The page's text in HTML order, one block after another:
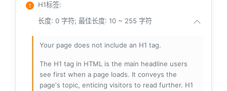
H1标签:
长度: 0 字符; 最佳长度: 10 ~ 255 字符
Your page does not include an H1 tag.
The H1 tag in HTML is the main headline users
see first when a page loads. It conveys the
page's topic, enticing visitors to read further. H1